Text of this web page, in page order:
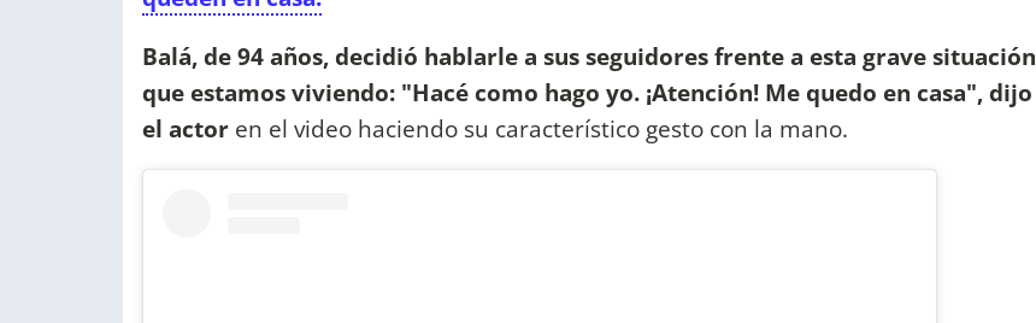
Balá, de 94 años, decidió hablarle a sus seguidores frente a esta grave situación
que estamos viviendo: "Hacé como hago yo. ¡Atención! Me quedo en casa", dijo
el actor en el video haciendo su característico gesto con la mano.